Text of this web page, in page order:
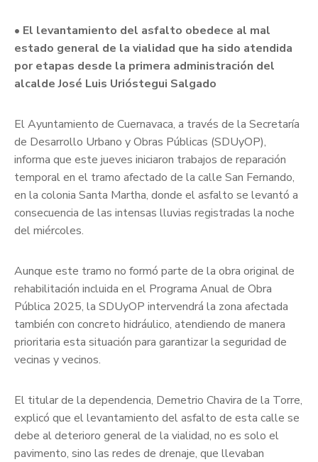
• El levantamiento del asfalto obedece al mal
estado general de la vialidad que ha sido atendida
por etapas desde la primera administración del
alcalde José Luis Urióstegui Salgado
El Ayuntamiento de Cuernavaca, a través de la Secretaría
de Desarrollo Urbano y Obras Públicas (SDUyOP),
informa que este jueves iniciaron trabajos de reparación
temporal en el tramo afectado de la calle San Fernando,
en la colonia Santa Martha, donde el asfalto se levantó a
consecuencia de las intensas lluvias registradas la noche
del miércoles.
Aunque este tramo no formó parte de la obra original de
rehabilitación incluida en el Programa Anual de Obra
Pública 2025, la SDUyOP intervendrá la zona afectada
también con concreto hidráulico, atendiendo de manera
prioritaria esta situación para garantizar la seguridad de
vecinas y vecinos.
El titular de la dependencia, Demetrio Chavira de la Torre,
explicó que el levantamiento del asfalto de esta calle se
debe al deterioro general de la vialidad, no es solo el
pavimento, sino las redes de drenaje, que llevaban